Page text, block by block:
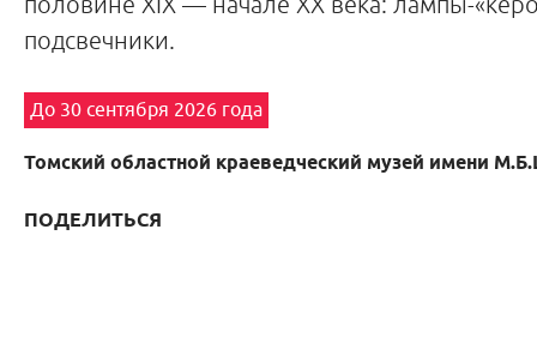
подсвечники.
До 30 сентября 2026 года
Томский областной краеведческий музей имени
ПОДЕЛИТЬСЯ